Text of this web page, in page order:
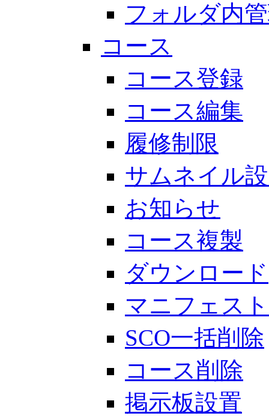
フォルダ内
コース
コース登録
コース編集
履修制限
サムネイル
お知らせ
コース複製
ダウンロード
マニフェス
SCO一括削除
コース削除
掲示板設置